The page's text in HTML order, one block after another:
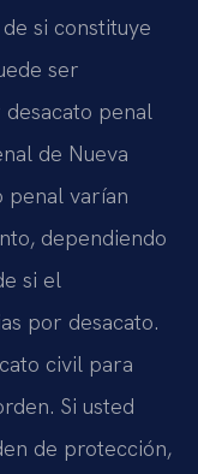
si constituye
ser
penal
de Nueva
penal varían
dependiendo
si el
por desacato.
civil para
Si usted
de protección,